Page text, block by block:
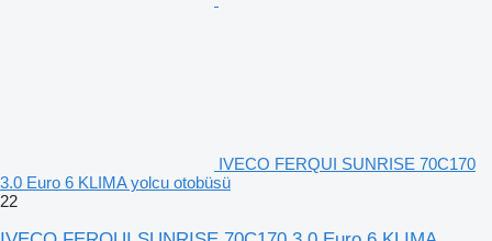
IVECO FERQUI SUNRISE 70C170
3.0 Euro 6 KLIMA yolcu otobüsü
22